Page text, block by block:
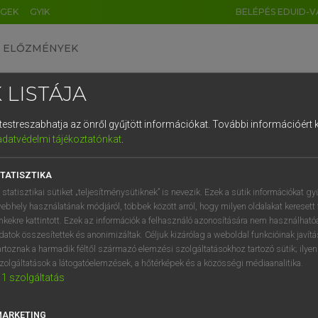
GYIK BELÉPÉS EDUID-
ELŐZMÉNYEK
egyetemes nagyszótár
VAN ELŐFIZETÉSED?
megtekintéséhez.
LISTÁJA
az önről gyűjtött információkat. További információért
tájékoztatónkat.
statisztikai sütiket „teljesítménysütiknek” is nevezik. Ezek a sütik információkat
használatának módjáról, többek között arról, hogy milyen oldalakat keresett
kattintott. Ezek az információk a felhasználó azonosítására nem
összesítettek és anonimizáltak. Céljuk kizárólag a weboldal funkcióinak
a harmadik féltől származó elemzési szolgáltatásokhoz tartozó sütik;
a látogatóelemzések, a hőtérképek és a közösségi médiaanalitika.
1 szolgáltatás
DE CN FR ES IT NL
1 2 3 4 5 6 7 8 9
q w e r t z u i
a s d f g h j k l é
í y x c v b n m , .